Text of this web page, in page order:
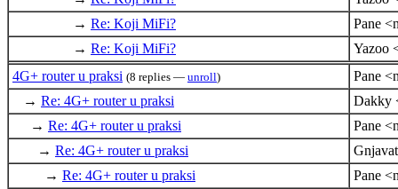
→ Re: Koji MiFi?
Pane
→ Re: Koji MiFi?
Yazoo
4G+ router u praksi (8 replies — unroll)
Pane
→ Re: 4G+ router u praksi
Dakky
→ Re: 4G+ router u praksi
Pane
→ Re: 4G+ router u praksi
→ Re: 4G+ router u praksi
Pane